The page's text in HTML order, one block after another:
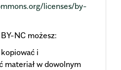
licenses/by-
NC możesz:
i
materiał w dowolnym